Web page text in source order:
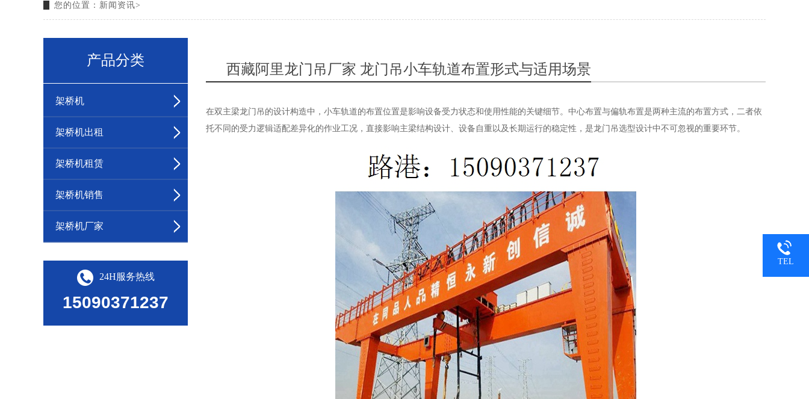
您的位置： 新闻资讯>
产品分类
架桥机
架桥机出租
架桥机租赁
架桥机销售
架桥机厂家
24H服务热线
15090371237
西藏阿里龙门吊厂家 龙门吊小车轨道布置形式与适用场景
在双主梁龙门吊的设计构造中，小车轨道的布置位置是影响设备受力状态和使用性能的关键细节。中心布置与偏轨布置是两种主流的布置方式，二者依
托不同的受力逻辑适配差异化的作业工况，直接影响主梁结构设计、设备自重以及长期运行的稳定性，是龙门吊选型设计中不可忽视的重要环节。
TEL